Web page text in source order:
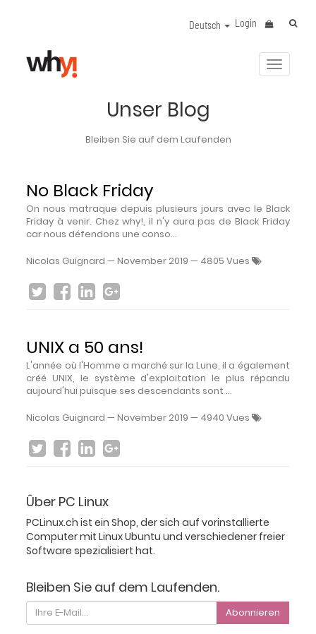
Login
Deutsch
Unser Blog
Bleiben Sie auf dem Laufenden
No Black Friday
On nous matraque depuis plusieurs jours avec le Black
Friday à venir. Chez why!, il n'y aura pas de Black Friday
car nous défendons une conso...
Nicolas Guignard —November 2019 — 4805 Vues
UNIX a 50 ans!
L'année où l'Homme a marché sur la Lune, il a également
créé UNIX, le système d'exploitation le plus répandu
aujourd'hui puisque ses descendants sont ...
Nicolas Guignard —November 2019 — 4940 Vues
Ûber PC Linux
PCLinux.ch ist ein Shop, der sich auf vorinstallierte
Computer mit Linux Ubuntu und verschiedener freier
Software spezialisiert hat.
Bleiben Sie auf dem Laufenden.
Abonnieren